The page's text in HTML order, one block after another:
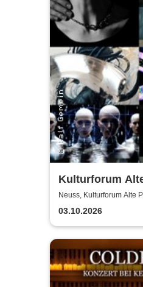
Kulturforum
presents:
Neuss, Kulturforum Alte
03.10.2026